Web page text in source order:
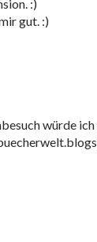
:)
gut. :)
würde